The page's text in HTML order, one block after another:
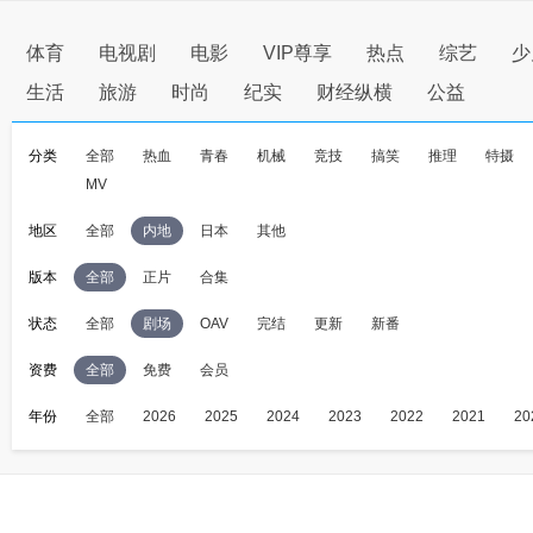
体育 电视剧 电影 VIP尊享 热点 综艺
生活
旅游 时尚 纪实 财经纵横 公益
分类 全部 热血 青春 机械 竞技 搞笑 推理
特摄
MV
地区 全部 内地 日本 其他
版本 全部 正片 合集
状态 全部 剧场 OAV 完结 更新 新番
资费 全部 免费 会员
年份 全部 2026 2025 2024 2023 2022 2021